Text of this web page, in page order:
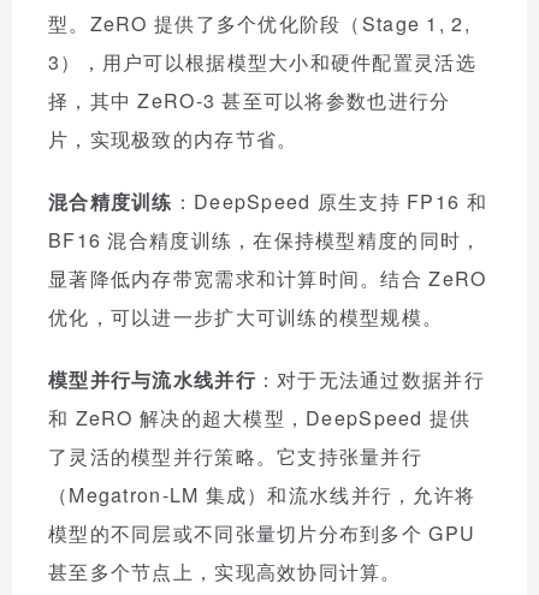
型。ZeRO 提供了多个优化阶段（Stage 1, 2,
3），用户可以根据模型大小和硬件配置灵活选
择，其中 ZeRO-3 甚至可以将参数也进行分
片，实现极致的内存节省。
混合精度训练 ：DeepSpeed 原生支持 FP16 和
BF16 混合精度训练，在保持模型精度的同时，
显著降低内存带宽需求和计算时间。结合 ZeRO
优化，可以进一步扩大可训练的模型规模。
模型并行与流水线并行：对于无法通过数据并行
和 ZeRO 解决的超大模型，DeepSpeed 提供
了灵活的模型并行策略。它支持张量并行
（Megatron-LM 集成）和流水线并行，允许将
模型的不同层或不同张量切片分布到多个 GPU
甚至多个节点上，实现高效协同计算。